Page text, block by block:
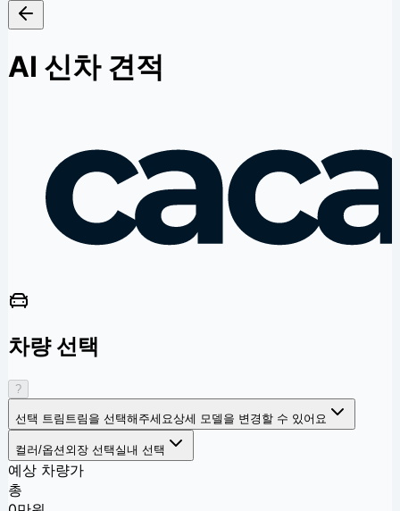
AI 신차 견적
차량 선택
?
선택 트림 트림을 선택해주세요상세 모델을 변경할 수 있어요
컬러/옵션 외장 선택 실내 선택
예상 차량가
총